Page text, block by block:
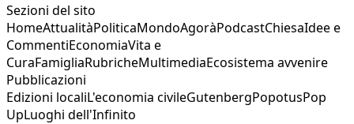
Sezioni del sito
HomeAttualitàPoliticaMondoAgoràPodcastChiesaIdee e
CommentiEconomiaVita e
CuraFamigliaRubricheMultimediaEcosistema avvenire
Pubblicazioni
Edizioni localiL'economia civileGutenbergPopotusPop
UpLuoghi dell'Infinito